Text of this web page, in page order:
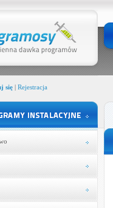
się| Rejestracja